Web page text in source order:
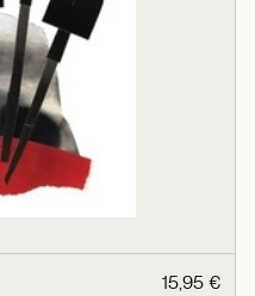
15,95 €